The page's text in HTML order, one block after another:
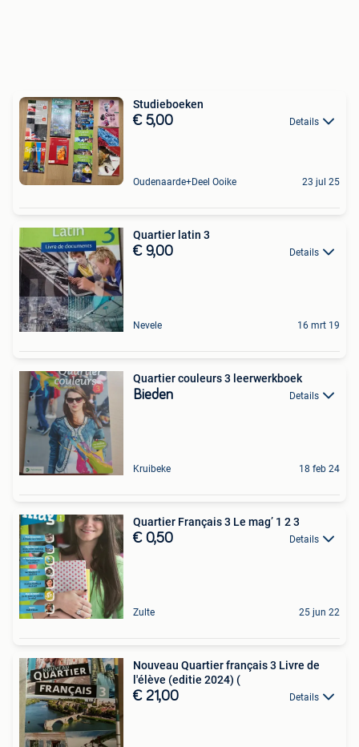
Studieboeken
€ 5,00 Details
Oudenaarde+Deel Ooike 23 jul 25
Quartier latin 3
€ 9,00 Details
Nevele 16 mrt 19
Quartier couleurs 3 leerwerkboek
Bieden Details
Kruibeke 18 feb 24
Quartier Français 3 Le mag’ 1 2 3
€ 0,50 Details
Zulte 25 jun 22
Nouveau Quartier français 3 Livre de
l'élève (editie 2024) (
€ 21,00 Details